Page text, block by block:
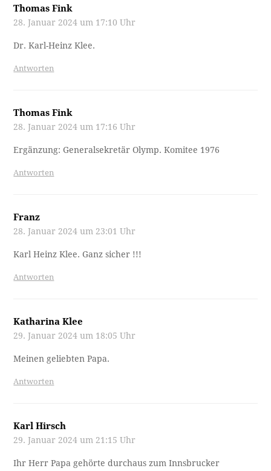
Thomas Fink
28. Januar 2024 um 17:10 Uhr
Dr. Karl-Heinz Klee.
Antworten
Thomas Fink
28. Januar 2024 um 17:16 Uhr
Ergänzung: Generalsekretär Olymp. Komitee 1976
Antworten
Franz
28. Januar 2024 um 23:01 Uhr
Karl Heinz Klee. Ganz sicher !!!
Antworten
Katharina Klee
29. Januar 2024 um 18:05 Uhr
Meinen geliebten Papa.
Antworten
Karl Hirsch
29. Januar 2024 um 21:15 Uhr
Ihr Herr Papa gehörte durchaus zum Innsbrucker